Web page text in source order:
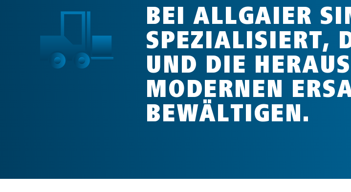
BEI ALLGAIER
SPEZIALISIERT,
UND DIE
MODERNEN
BEWÄLTIGEN.